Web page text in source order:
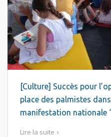
[Culture] Succès pour
place des palmistes
manifestation nationale
Lire la suite